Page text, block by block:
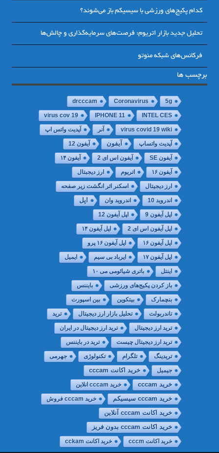
کدام پکیج‌های ورزشی با سیسیکم باز می‌شوند؟
تحلیل جدید بازار اتریوم: فرصت‌های سرمایه‌گذاری و چالش‌ها
فرکانس‌های شبکه منوتو
برچسب ها
5g
Coronavirus
drcccam
INTEL CES
IPHONE 11
virus cov 19
virus covid 19 wiki آنر آپدیت واتس اپ
آپدیت واتساپ آیفون آیفون 12
آیفون SE آیفون اس ای 2 آیفون ۱۴
آیفون ۱۶ اتریوم ارز دیجبتال
ارز دیجیتال اسکنر اثر انگشت زیر صفحه
اندروید 10 اندروید وان اپل
اپل آیفون 9 اپل آیفون 12
اپل آیفون اس ای 2 اپل آیفون ۱۴
اپل آیفون ۱۶ اپل آیفون ۱۶ پرو
اپل آیفون ۱۷ ایرباد بی سیم ایمیل
اینتل باتری شیائومی می ۱۰
باز کردن پکیج‌های ورزشی بایننس
بنچمارک بیتکوین بین اسپورت
تاندربولت تحلیل بازار ارز دیجیتال ترید
ترید ارز دیجیتال ترید ارز دیجیتال در ایران
ترید ارز دیجیتال چیست ترید در بایننس
تریدینگ تلگرام تکنولوژی جهرمی
جیمیل خريد اكانت cccam
خرید cccam خرید cccam انلاین
خرید cccam سیسیکم خرید cccam فروش
خرید اکانت cccam آنلاین
خرید اکانت cccam بدون فریز
خرید اکانت cccm خرید اکانت cckam